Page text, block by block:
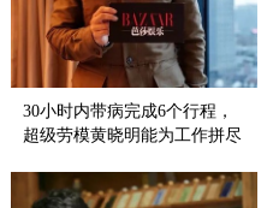
30小时内带病完成6个行程，
超级劳模黄晓明能为工作拼尽